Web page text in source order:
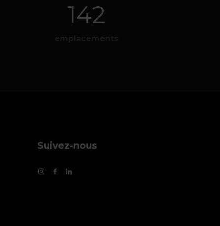
161
Suivez-nous